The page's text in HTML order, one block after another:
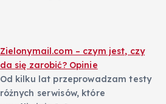
Zielonymail.com – czym jest, czy
da się zarobić? Opinie
Od kilku lat przeprowadzam testy
różnych serwisów, które